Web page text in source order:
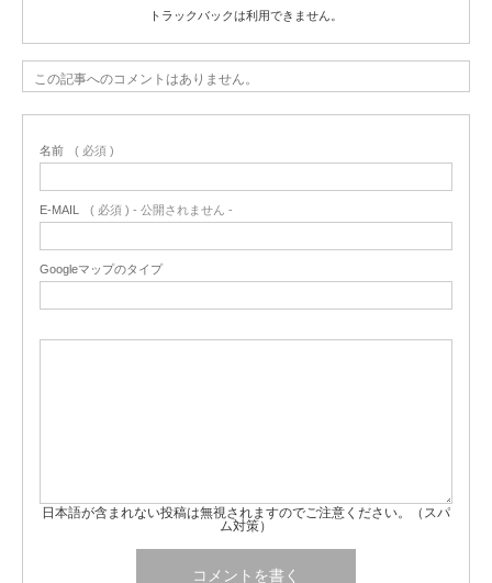
トラックバックは利用できません。
この記事へのコメントはありません。
名前 ( 必須 )
E-MAIL ( 必須 ) - 公開されません -
Googleマップのタイプ
日本語が含まれない投稿は無視されますのでご注意ください。（スパ
ム対策）